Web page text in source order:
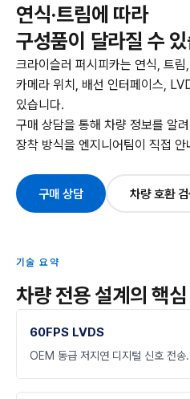
연식·트림에 따라
구성품이 달라질 수
크라이슬러 퍼시피카는 연식, 트
카메라 위치, 배선 인터페이스,
있습니다.
구매 상담을 통해 차량 정보를 알
장착 방식을 엔지니어팀이 직접 안
구매 상담 차량 호환
기술 요약
차량 전용 설계의 핵심
60FPS LVDS
OEM 동급 저지연 디지털 신호 전송.